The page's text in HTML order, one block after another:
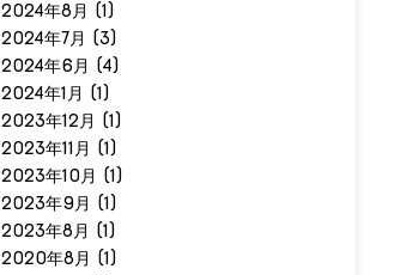
2024年8月 (1)
2024年7月 (3)
2024年6月 (4)
2024年1月 (1)
2023年12月 (1)
2023年11月 (1)
2023年10月 (1)
2023年9月 (1)
2023年8月 (1)
2020年8月 (1)